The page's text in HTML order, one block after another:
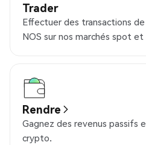
Trader
Effectuer des transactions
NOS sur nos marchés spot
Rendre
Gagnez des revenus passifs
crypto.